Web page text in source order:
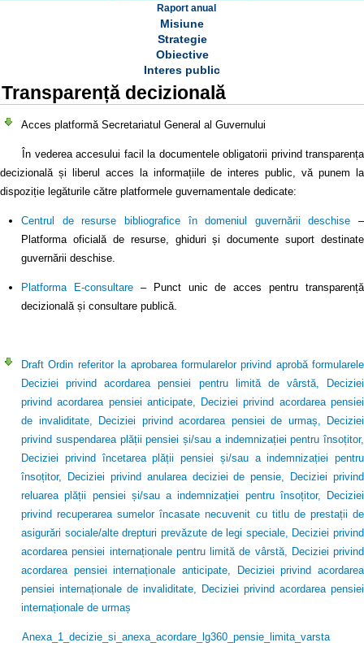
Raport anual
Misiune
Strategie
Obiective
Interes public
Transparență decizională
Acces platformă Secretariatul General al Guvernului
În vederea accesului facil la documentele obligatorii privind transparența
decizională și liberul acces la informațiile de interes public, vă punem la
dispoziție legăturile către platformele guvernamentale dedicate:
Centrul de resurse bibliografice în domeniul guvernării deschise –
Platforma oficială de resurse, ghiduri și documente suport destinate
guvernării deschise.
Platforma E-consultare– Punct unic de acces pentru transparență
decizională și consultare publică.
Draft Ordin referitor la aprobarea formularelor privind aprobă formularele
Deciziei privind acordarea pensiei pentru limită de vârstă, Deciziei
privind acordarea pensiei anticipate, Deciziei privind acordarea pensiei
de invaliditate, Deciziei privind acordarea pensiei de urmaș, Deciziei
privind suspendarea plății pensiei și/sau a indemnizației pentru însoțitor,
Deciziei privind încetarea plății pensiei și/sau a indemnizației pentru
însoțitor, Deciziei privind anularea deciziei de pensie, Deciziei privind
reluarea plății pensiei și/sau a indemnizației pentru însoțitor, Deciziei
privind recuperarea sumelor încasate necuvenit cu titlu de prestații de
asigurări sociale/alte drepturi prevăzute de legi speciale, Deciziei privind
acordarea pensiei internaționale pentru limită de vârstă, Deciziei privind
acordarea pensiei internaționale anticipate, Deciziei privind acordarea
pensiei internaționale de invaliditate, Deciziei privind acordarea pensiei
internaționale de urmaș
Anexa_1_decizie_si_anexa_acordare_lg360_pensie_limita_varsta